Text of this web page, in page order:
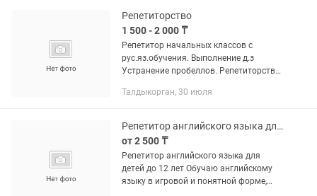
университет...
Репетиторство
1 500 - 2 000 ₸
Репетитор начальных классов с
рус.яз.обучения. Выполнение д.з
Устранение пробеллов. Репетиторство
он Караталл.
Талдыкорган, 30 июля
Репетитор английского языка для детей до 12 лет
от 2 500 ₸
Репетитор английского языка для
детей до 12 лет Обучаю английскому
языку в игровой и понятной форме,